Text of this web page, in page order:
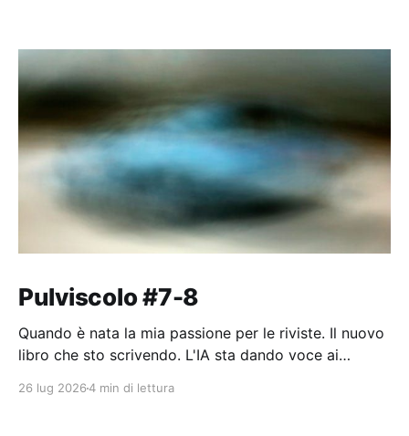
Pulviscolo #7-8
Quando è nata la mia passione per le riviste. Il nuovo
libro che sto scrivendo. L'IA sta dando voce ai
26 lug 20264 min di lettura